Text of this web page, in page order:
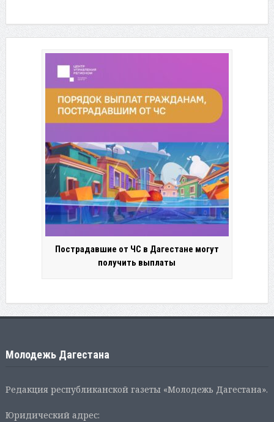
Пострадавшие от ЧС в Дагестане могут
получить выплаты
Молодежь Дагестана
Редакция республиканской газеты «Молодежь Дагестана».
Юридический адрес: